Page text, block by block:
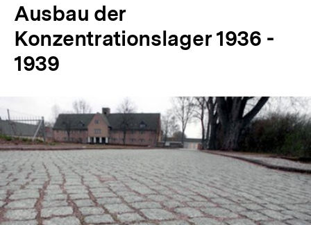
Ausbau der
Konzentrationslager 1936 -
1939
In